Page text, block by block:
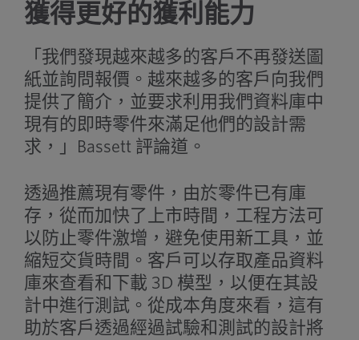
獲得更好的獲利能力
「我們發現越來越多的客戶不再發送圖
紙並詢問報價。越來越多的客戶向我們
提供了簡介，並要求利用我們資料庫中
現有的即時零件來滿足他們的設計需
求，」Bassett 評論道。
透過推薦現有零件，由於零件已有庫
存，從而加快了上市時間，工程方法可
以防止零件激增，避免使用新工具，並
縮短交貨時間。客戶可以存取產品資料
庫來查看和下載 3D 模型，以便在其設
計中進行測試。從成本角度來看，這有
助於客戶透過經過試驗和測試的設計將